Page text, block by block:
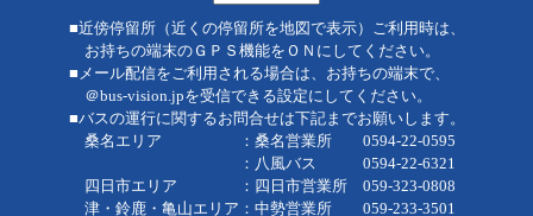
■近傍停留所（近くの停留所を地図で表示）ご利用時は、
お持ちの端末のＧＰＳ機能をＯＮにしてください。
■メール配信をご利用される場合は、お持ちの端末で、
＠bus-vision.jpを受信できる設定にしてください。
■バスの運行に関するお問合せは下記までお願いします。
桑名エリア ：桑名営業所 0594-22-0595
：八風バス 0594-22-6321
四日市エリア ：四日市営業所 059-323-0808
津・鈴鹿・亀山エリア：中勢営業所 059-233-3501